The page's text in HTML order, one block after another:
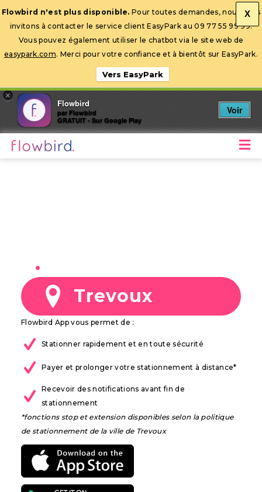
Ouvrir la barre d’outils
X
Flowbird n'est plus disponible. Pour toutes demandes, nous vous
invitons à contacter le service client EasyPark au 09 77 55 99 99.
Vous pouvez également utiliser le chatbot via le site web de
easypark.com. Merci pour votre confiance et à bientôt sur EasyPark.
Vers EasyPark
×
Flowbird
par Flowbird
GRATUIT - Sur Google Play
Voir
Trevoux
Flowbird App vous permet de :
Stationner rapidement et en toute sécurité
Payer et prolonger votre stationnement à distance*
Recevoir des notifications avant fin de
stationnement
*fonctions stop et extension disponibles selon la politique
de stationnement de la ville de Trevoux